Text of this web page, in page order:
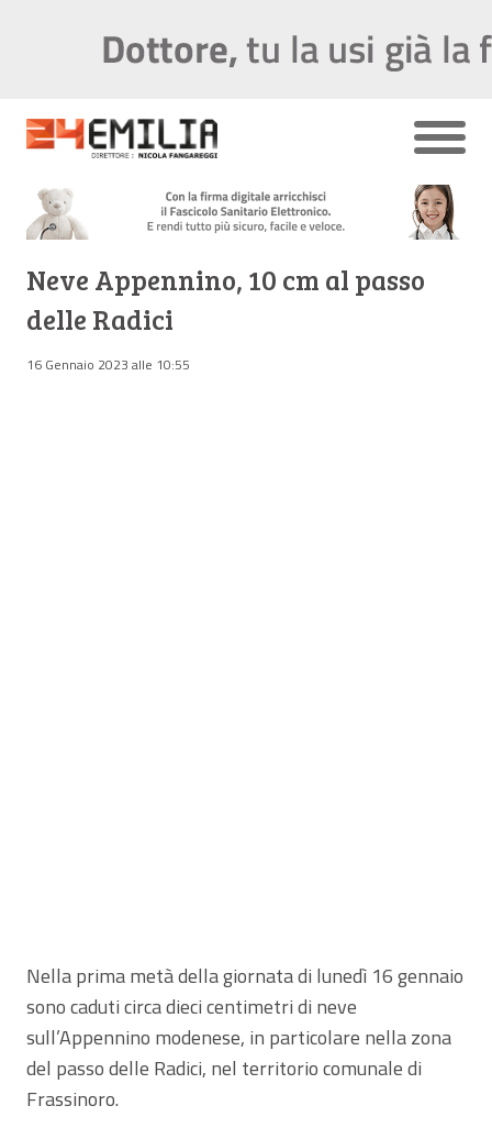
Neve Appennino, 10 cm al passo
delle Radici
16 Gennaio 2023 alle 10:55
Nella prima metà della giornata di lunedì 16 gennaio
sono caduti circa dieci centimetri di neve
sull’Appennino modenese, in particolare nella zona
del passo delle Radici, nel territorio comunale di
Frassinoro.